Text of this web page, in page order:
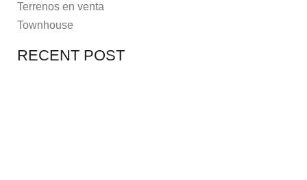
Terrenos en venta
Townhouse
RECENT POST